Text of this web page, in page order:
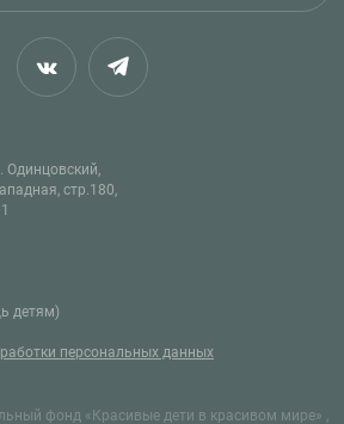
Одинцовский,
стр.180,
детям)
персональных данных
фонд «Красивые дети в красивом мире» ,